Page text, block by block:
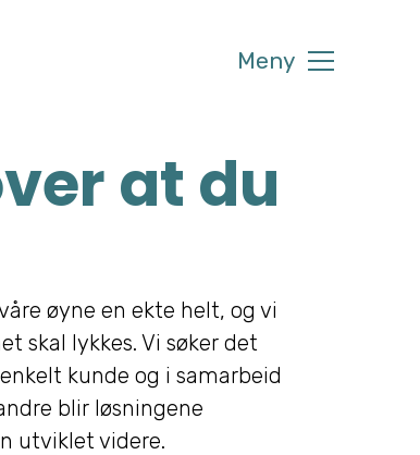
Meny
at du
øyne en ekte helt, og vi
skal lykkes. Vi søker det
kunde og i samarbeid
blir løsningene
utviklet videre.